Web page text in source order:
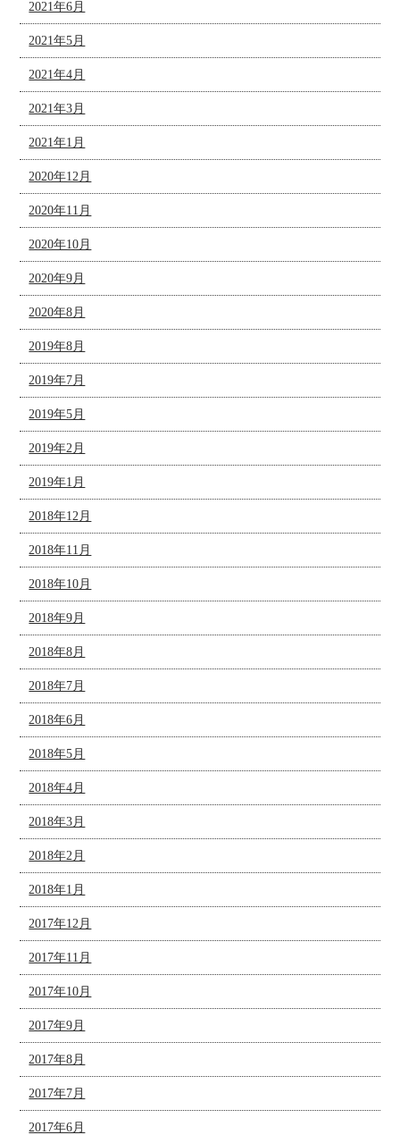
2021年6月
2021年5月
2021年4月
2021年3月
2021年1月
2020年12月
2020年11月
2020年10月
2020年9月
2020年8月
2019年8月
2019年7月
2019年5月
2019年2月
2019年1月
2018年12月
2018年11月
2018年10月
2018年9月
2018年8月
2018年7月
2018年6月
2018年5月
2018年4月
2018年3月
2018年2月
2018年1月
2017年12月
2017年11月
2017年10月
2017年9月
2017年8月
2017年7月
2017年6月